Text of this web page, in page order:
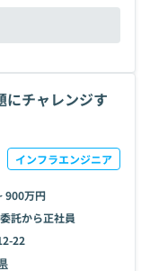
にチャレンジす
インフラエンジニア
900万円
託から正社員
22